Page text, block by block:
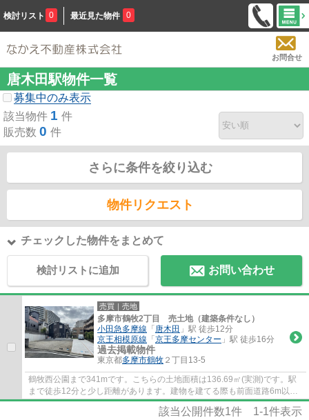
検討リスト 0 最近見た物件 0
お問合せ
唐木田駅物件一覧
募集中のみ表示
該当物件 1 件
販売数 0 件
さらに条件を絞り込む
物件リクエスト
チェックした物件をまとめて
検討リストに追加 お問い合わせ
売買｜売地
多摩市鶴牧2丁目 売土地（建築条件なし）
小田急多摩線 「 唐木田 」駅 徒歩12分
京王相模原線 「 京王多摩センター 」駅 徒歩16分
過去掲載物件
東京都多摩市鶴牧 ２丁目13-5
鶴牧西公園まで341mです。こちらの土地面積は136.69㎡(実測)です。駅
まで徒歩12分と少し距離があります。建物を建てる際も前面道路6m以上
なので安心です。多摩市エリアでの不動産探し...
該当公開件数1件 1-1件表示